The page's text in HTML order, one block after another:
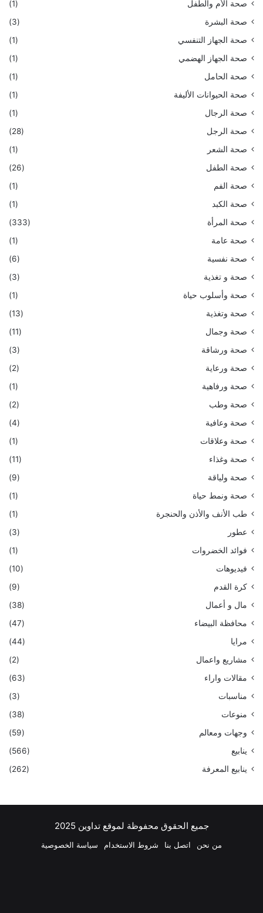
صحة الأم والطفل
(1)
صحة البشرة
(3)
صحة الجهاز التنفسي
(1)
صحة الجهاز الهضمي
(1)
صحة الحامل
(1)
صحة الحيوانات الأليفة
(1)
صحة الرجال
(1)
صحة الرجل
(28)
صحة الشعر
(1)
صحة الطفل
(26)
صحة الفم
(1)
صحة الكبد
(1)
صحة المرأة
(333)
صحة عامة
(1)
صحة نفسية
(6)
صحة و تغذية
(3)
صحة وأسلوب حياة
(1)
صحة وتغذية
(13)
صحة وجمال
(11)
صحة ورشاقة
(3)
صحة ورعاية
(2)
صحة ورفاهية
(1)
صحة وطب
(2)
صحة وعافية
(4)
صحة وعلاقات
(1)
صحة وغذاء
(11)
صحة ولياقة
(9)
صحة ونمط حياة
(1)
طب الأنف والأذن والحنجرة
(1)
عطور
(3)
فوائد الخضروات
(1)
فيديوهات
(10)
كرة القدم
(9)
مال و أعمال
(38)
محافظة البيضاء
(47)
مرايا
(44)
مشاريع واعمال
(2)
مقالات واراء
(63)
مناسبات
(3)
منوعات
(38)
وجهات ومعالم
(59)
ينابيع
(566)
ينابيع المعرفة
(262)
جميع الحقوق محفوظة لموقع تداوين 2025
من نحن اتصل بنا شروط الاستخدام سياسة الخصوصية